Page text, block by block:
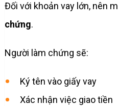
Đối với khoản vay lớn, nên
chứng.
Người làm chứng sẽ:
Ký tên vào giấy vay
Xác nhận việc giao tiền